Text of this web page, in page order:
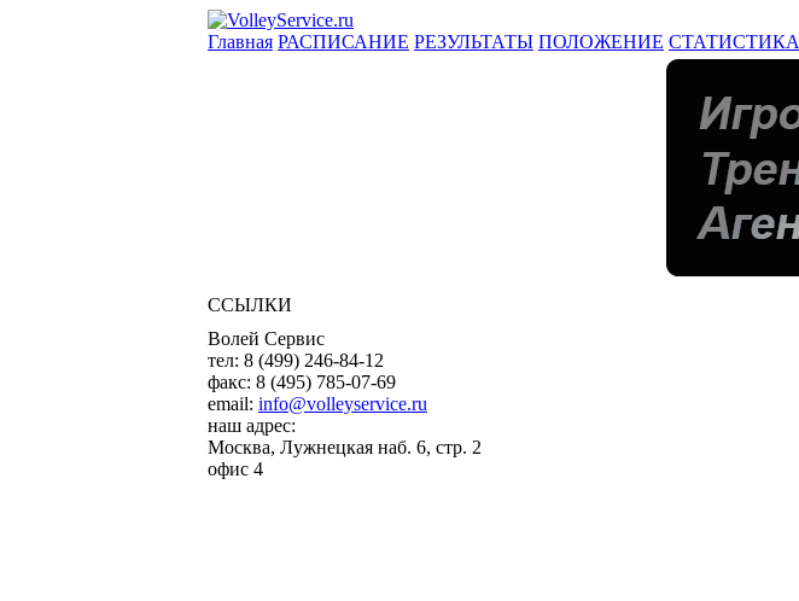
Главная РАСПИСАНИЕ РЕЗУЛЬТАТЫ ПОЛОЖЕНИЕ СТАТИСТИКА
ССЫЛКИ
Волей Сервис
тел: 8 (499) 246-84-12
факс: 8 (495) 785-07-69
email: info@volleyservice.ru
наш адрес:
Москва, Лужнецкая наб. 6, стр. 2
офис 4